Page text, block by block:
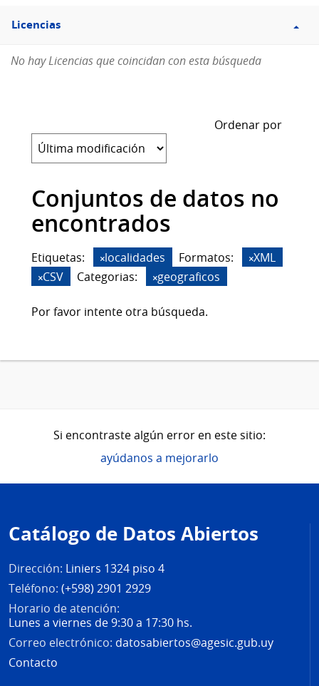
Filtro
Licencias
Licencias
No hay Licencias que coincidan con esta búsqueda
Ordenar por
Conjuntos de datos no
encontrados
Etiquetas: localidades Formatos:
XML
CSV
Categorias: geograficos
Por favor intente otra búsqueda.
Si encontraste algún error en este sitio:
ayúdanos a mejorarlo
de
página
Catálogo de Datos Abiertos
Dirección: Liniers 1324 piso 4
Teléfono: (+598) 2901 2929
Horario de atención:
Lunes a viernes de 9:30 a 17:30 hs.
Correo electrónico: datosabiertos@agesic.gub.uy
Contacto